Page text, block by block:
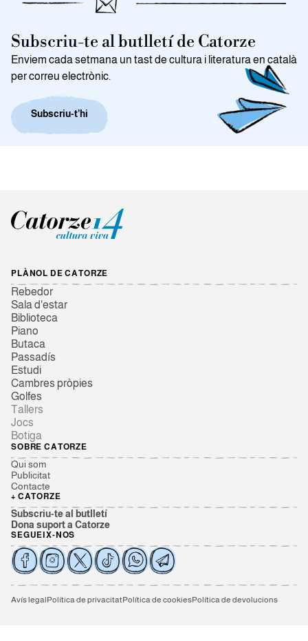
Subscriu-te al butlletí de Catorze
Enviem cada setmana un tast de cultura i literatura en català
per correu electrònic.
Subscriu-t’hi
PLÀNOL DE CATORZE
Rebedor
Sala d'estar
Biblioteca
Piano
Butaca
Passadís
Estudi
Cambres pròpies
Golfes
Tallers
Jocs
Botiga
SOBRE CATORZE
Qui som
Publicitat
Contacte
+ CATORZE
Subscriu-te al butlletí
Dona suport a Catorze
SEGUEIX-NOS
Avís legalPolítica de privacitatPolítica de cookiesPolítica de devolucions